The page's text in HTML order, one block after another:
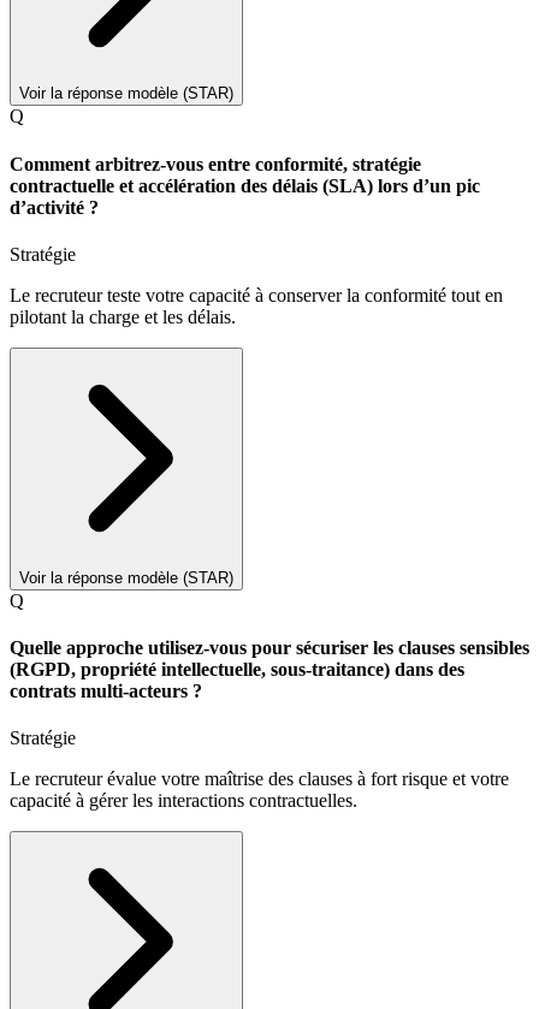
Voir la réponse modèle (STAR)
Q
Comment arbitrez-vous entre conformité, stratégie
contractuelle et accélération des délais (SLA) lors d’un pic
d’activité ?
Stratégie
Le recruteur teste votre capacité à conserver la conformité tout en
pilotant la charge et les délais.
Voir la réponse modèle (STAR)
Q
Quelle approche utilisez-vous pour sécuriser les clauses sensibles
(RGPD, propriété intellectuelle, sous-traitance) dans des
contrats multi-acteurs ?
Stratégie
Le recruteur évalue votre maîtrise des clauses à fort risque et votre
capacité à gérer les interactions contractuelles.